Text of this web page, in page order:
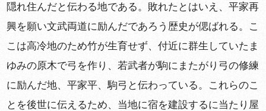
隠れ住んだと伝わる地である。敗れたとはいえ、平家再
興を願い文武両道に励んだであろう歴史が偲ばれる。こ
こは高冷地のため竹が生育せず、付近に群生していたま
ゆみの原木で弓を作り、若武者が駒にまたがり弓の修練
に励んだ地、平家平、駒弓と伝わっている。これらのこ
とを後世に伝えるため、当地に宿を建設するに当たり屋